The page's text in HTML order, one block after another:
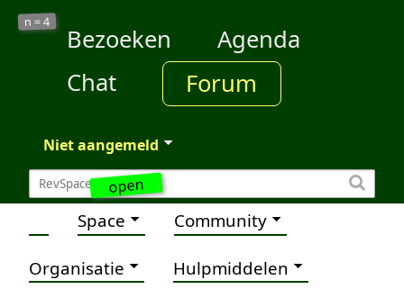
open
n =4
Bezoeken
Agenda
Chat
Forum
Niet aangemeld
Space Community
Organisatie Hulpmiddelen